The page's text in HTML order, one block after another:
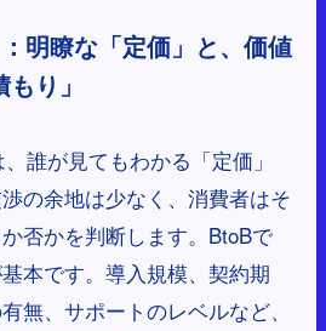
明瞭な「定価」と、価値
り」
誰が見てもわかる「定価」
の余地は少なく、消費者はそ
否かを判断します。BtoBで
本です。導入規模、契約期
無、サポートのレベルなど、